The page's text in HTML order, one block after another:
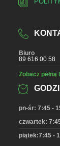
Biuro
89 616 00 58
Zobacz
pn-śr: 7:45 -
czwartek:
piątek:7:45 -